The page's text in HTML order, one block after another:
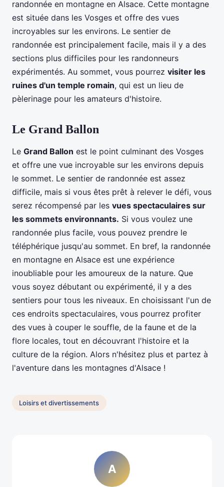
randonnée en montagne en Alsace. Cette montagne
est située dans les Vosges et offre des vues
incroyables sur les environs. Le sentier de
randonnée est principalement facile, mais il y a des
sections plus difficiles pour les randonneurs
expérimentés. Au sommet, vous pourrez visiter les
ruines d'un temple romain, qui est un lieu de
pèlerinage pour les amateurs d'histoire.
Le Grand Ballon
Le Grand Ballon est le point culminant des Vosges
et offre une vue incroyable sur les environs depuis
le sommet. Le sentier de randonnée est assez
difficile, mais si vous êtes prêt à relever le défi, vous
serez récompensé par les vues spectaculaires sur
les sommets environnants. Si vous voulez une
randonnée plus facile, vous pouvez prendre le
téléphérique jusqu'au sommet. En bref, la randonnée
en montagne en Alsace est une expérience
inoubliable pour les amoureux de la nature. Que
vous soyez débutant ou expérimenté, il y a des
sentiers pour tous les niveaux. En choisissant l'un de
ces endroits spectaculaires, vous pourrez profiter
des vues à couper le souffle, de la faune et de la
flore locales, tout en découvrant l'histoire et la
culture de la région. Alors n'hésitez plus et partez à
l'aventure dans les montagnes d'Alsace !
Loisirs et divertissements
A